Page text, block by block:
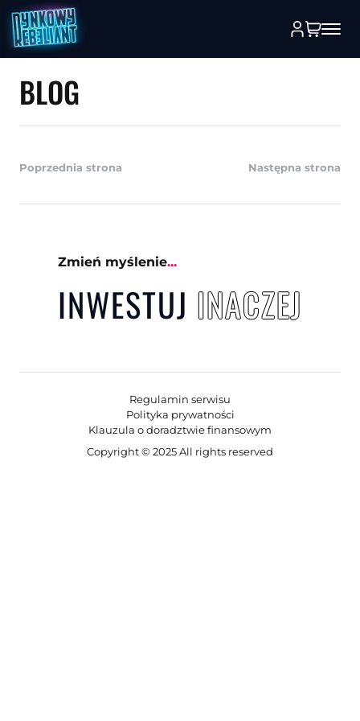
BLOG
Poprzednia strona Następna strona
Zmień myślenie...
INWESTUJ INACZEJ
Regulamin serwisu
Polityka prywatności
Klauzula o doradztwie finansowym
Copyright © 2025 All rights reserved